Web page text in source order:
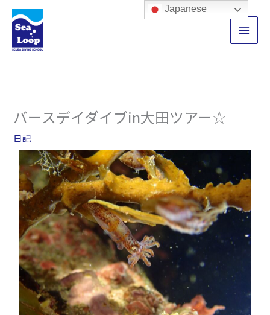
キ
メ
イ
ン
ー
バースデイダイブin大田ツアー☆
日記
Japanese